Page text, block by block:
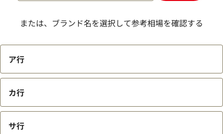
参考買取価格
参考買取価格
または、ブランド名を選択して参考相場を確認する
ア行
カ行
サ行